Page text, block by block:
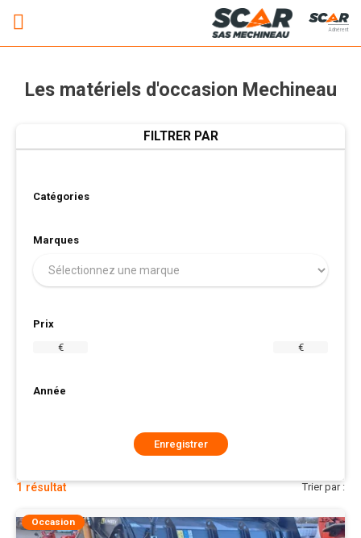
Adhérent
Les matériels d'occasion Mechineau
FILTRER PAR
Catégories
Marques
Prix
€
€
Année
Enregistrer
1 résultat Trier par :
Occasion